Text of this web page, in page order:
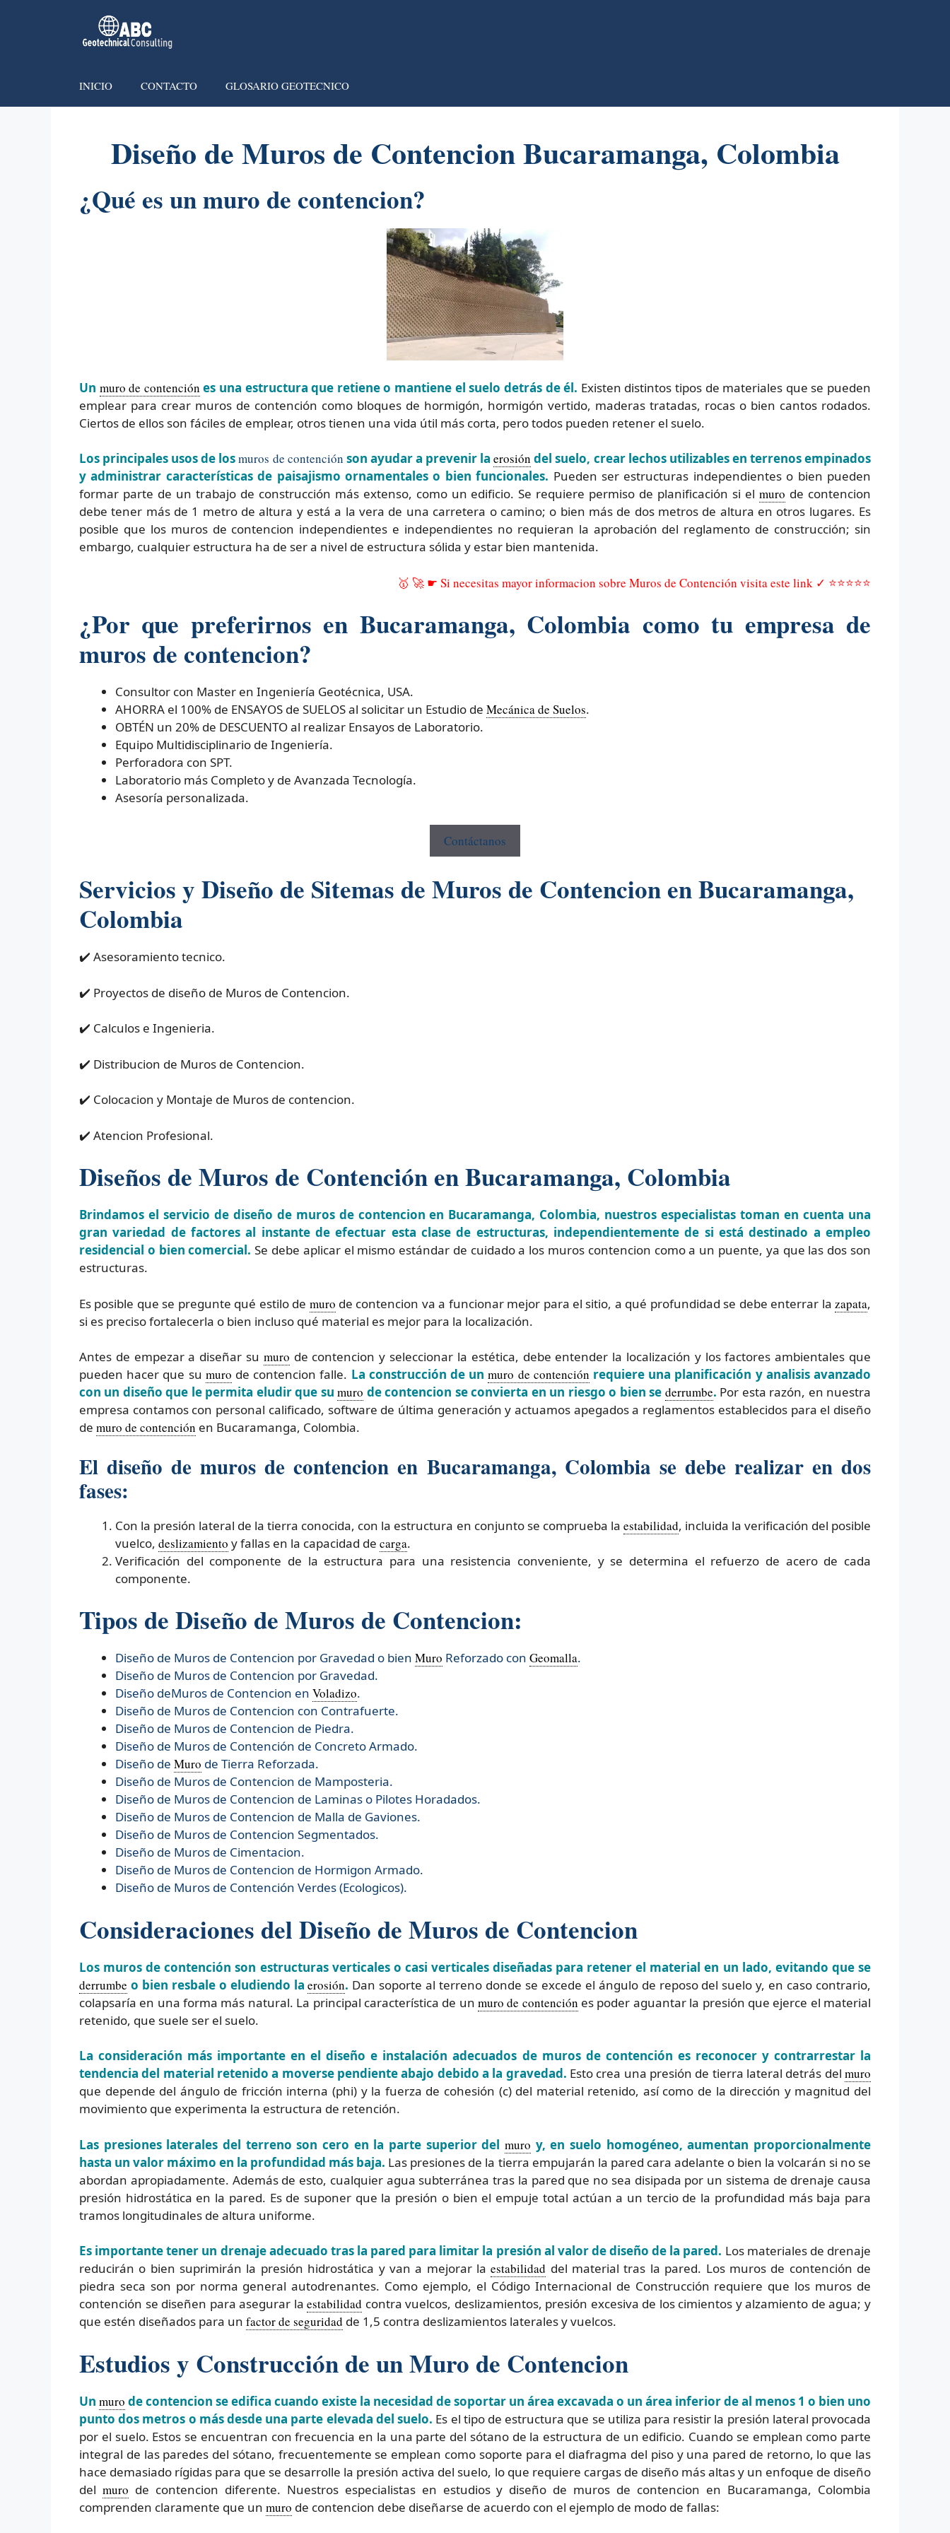
INICIO CONTACTO GLOSARIO GEOTECNICO
Diseño de Muros de Contencion Bucaramanga, Colombia
¿Qué es un muro de contencion?
Un muro de contención es una estructura que retiene o mantiene el suelo detrás de él. Existen distintos tipos de materiales que se pueden
emplear para crear muros de contención como bloques de hormigón, hormigón vertido, maderas tratadas, rocas o bien cantos rodados.
Ciertos de ellos son fáciles de emplear, otros tienen una vida útil más corta, pero todos pueden retener el suelo.
Los principales usos de losmuros de contención son ayudar a prevenir laerosión del suelo, crear lechos utilizables en terrenos empinados
y administrar características de paisajismo ornamentales o bien funcionales. Pueden ser estructuras independientes o bien pueden
formar parte de un trabajo de construcción más extenso, como un edificio. Se requiere permiso de planificación si elmuro de contencion
debe tener más de 1 metro de altura y está a la vera de una carretera o camino; o bien más de dos metros de altura en otros lugares. Es
posible que los muros de contencion independientes e independientes no requieran la aprobación del reglamento de construcción; sin
embargo, cualquier estructura ha de ser a nivel de estructura sólida y estar bien mantenida.
🥇 🚀 ☛ Si necesitas mayor informacion sobre Muros de Contención visita este link ✓ ⭐⭐⭐⭐⭐
¿Por que preferirnos en Bucaramanga, Colombia como tu empresa de
muros de contencion?
Consultor con Master en Ingeniería Geotécnica, USA.
AHORRA el 100% de ENSAYOS de SUELOS al solicitar un Estudio de Mecánica de Suelos.
OBTÉN un 20% de DESCUENTO al realizar Ensayos de Laboratorio.
Equipo Multidisciplinario de Ingeniería.
Perforadora con SPT.
Laboratorio más Completo y de Avanzada Tecnología.
Asesoría personalizada.
Contáctanos
Servicios y Diseño de Sitemas de Muros de Contencion en Bucaramanga,
Colombia
✔️ Asesoramiento tecnico.
✔️ Proyectos de diseño de Muros de Contencion.
✔️ Calculos e Ingenieria.
✔️ Distribucion de Muros de Contencion.
✔️ Colocacion y Montaje de Muros de contencion.
✔️ Atencion Profesional.
Diseños de Muros de Contención en Bucaramanga, Colombia
Brindamos el servicio de diseño de muros de contencion en Bucaramanga, Colombia, nuestros especialistas toman en cuenta una
gran variedad de factores al instante de efectuar esta clase de estructuras, independientemente de si está destinado a empleo
residencial o bien comercial. Se debe aplicar el mismo estándar de cuidado a los muros contencion como a un puente, ya que las dos son
estructuras.
Es posible que se pregunte qué estilo de muro de contencion va a funcionar mejor para el sitio, a qué profundidad se debe enterrar lazapata,
si es preciso fortalecerla o bien incluso qué material es mejor para la localización.
Antes de empezar a diseñar su muro de contencion y seleccionar la estética, debe entender la localización y los factores ambientales que
pueden hacer que su muro de contencion falle. La construcción de unmuro de contención requiere una planificación y analisis avanzado
con un diseño que le permita eludir que sumuro de contencion se convierta en un riesgo o bien se derrumbe. Por esta razón, en nuestra
empresa contamos con personal calificado, software de última generación y actuamos apegados a reglamentos establecidos para el diseño
de muro de contención en Bucaramanga, Colombia.
El diseño de muros de contencion en Bucaramanga, Colombia se debe realizar en dos
fases:
Con la presión lateral de la tierra conocida, con la estructura en conjunto se comprueba la estabilidad, incluida la verificación del posible
vuelco, deslizamiento y fallas en la capacidad de carga.
Verificación del componente de la estructura para una resistencia conveniente, y se determina el refuerzo de acero de cada
componente.
Tipos de Diseño de Muros de Contencion:
Diseño de Muros de Contencion por Gravedad o bien Muro Reforzado con Geomalla.
Diseño de Muros de Contencion por Gravedad.
Diseño deMuros de Contencion en Voladizo.
Diseño de Muros de Contencion con Contrafuerte.
Diseño de Muros de Contencion de Piedra.
Diseño de Muros de Contención de Concreto Armado.
Diseño de Muro de Tierra Reforzada.
Diseño de Muros de Contencion de Mamposteria.
Diseño de Muros de Contencion de Laminas o Pilotes Horadados.
Diseño de Muros de Contencion de Malla de Gaviones.
Diseño de Muros de Contencion Segmentados.
Diseño de Muros de Cimentacion.
Diseño de Muros de Contencion de Hormigon Armado.
Diseño de Muros de Contención Verdes (Ecologicos).
Consideraciones del Diseño de Muros de Contencion
Los muros de contención son estructuras verticales o casi verticales diseñadas para retener el material en un lado, evitando que se
derrumbe o bien resbale o eludiendo laerosión. Dan soporte al terreno donde se excede el ángulo de reposo del suelo y, en caso contrario,
colapsaría en una forma más natural. La principal característica de un muro de contención es poder aguantar la presión que ejerce el material
retenido, que suele ser el suelo.
La consideración más importante en el diseño e instalación adecuados de muros de contención es reconocer y contrarrestar la
tendencia del material retenido a moverse pendiente abajo debido a la gravedad. Esto crea una presión de tierra lateral detrás delmuro
que depende del ángulo de fricción interna (phi) y la fuerza de cohesión (c) del material retenido, así como de la dirección y magnitud del
movimiento que experimenta la estructura de retención.
Las presiones laterales del terreno son cero en la parte superior del muro y, en suelo homogéneo, aumentan proporcionalmente
hasta un valor máximo en la profundidad más baja. Las presiones de la tierra empujarán la pared cara adelante o bien la volcarán si no se
abordan apropiadamente. Además de esto, cualquier agua subterránea tras la pared que no sea disipada por un sistema de drenaje causa
presión hidrostática en la pared. Es de suponer que la presión o bien el empuje total actúan a un tercio de la profundidad más baja para
tramos longitudinales de altura uniforme.
Es importante tener un drenaje adecuado tras la pared para limitar la presión al valor de diseño de la pared. Los materiales de drenaje
reducirán o bien suprimirán la presión hidrostática y van a mejorar laestabilidad del material tras la pared. Los muros de contención de
piedra seca son por norma general autodrenantes. Como ejemplo, el Código Internacional de Construcción requiere que los muros de
contención se diseñen para asegurar laestabilidad contra vuelcos, deslizamientos, presión excesiva de los cimientos y alzamiento de agua; y
que estén diseñados para un factor de seguridad de 1,5 contra deslizamientos laterales y vuelcos.
Estudios y Construcción de un Muro de Contencion
Un muro de contencion se edifica cuando existe la necesidad de soportar un área excavada o un área inferior de al menos 1 o bien uno
punto dos metros o más desde una parte elevada del suelo. Es el tipo de estructura que se utiliza para resistir la presión lateral provocada
por el suelo. Estos se encuentran con frecuencia en la una parte del sótano de la estructura de un edificio. Cuando se emplean como parte
integral de las paredes del sótano, frecuentemente se emplean como soporte para el diafragma del piso y una pared de retorno, lo que las
hace demasiado rígidas para que se desarrolle la presión activa del suelo, lo que requiere cargas de diseño más altas y un enfoque de diseño
del muro de contencion diferente. Nuestros especialistas en estudios y diseño de muros de contencion en Bucaramanga, Colombia
comprenden claramente que un muro de contencion debe diseñarse de acuerdo con el ejemplo de modo de fallas: